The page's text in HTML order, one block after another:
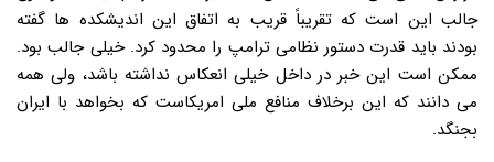
جالب این است که تقریباً قریب به اتفاق این اندیشکده ها گفته
بودند باید قدرت دستور نظامی ترامپ را محدود کرد. خیلی جالب بود.
ممکن است این خبر در داخل خیلی انعکاس نداشته باشد، ولی همه
می دانند که این برخلاف منافع ملی امریکاست که بخواهد با ایران
بجنگد.